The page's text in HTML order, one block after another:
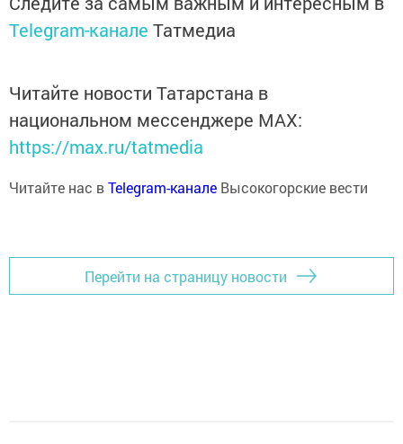
Telegram-канале Татмедиа
Читайте новости Татарстана в
национальном мессенджере MАХ:
https://max.ru/tatmedia
Читайте нас вTelegram-канале Высокогорские вести
Перейти на страницу новости